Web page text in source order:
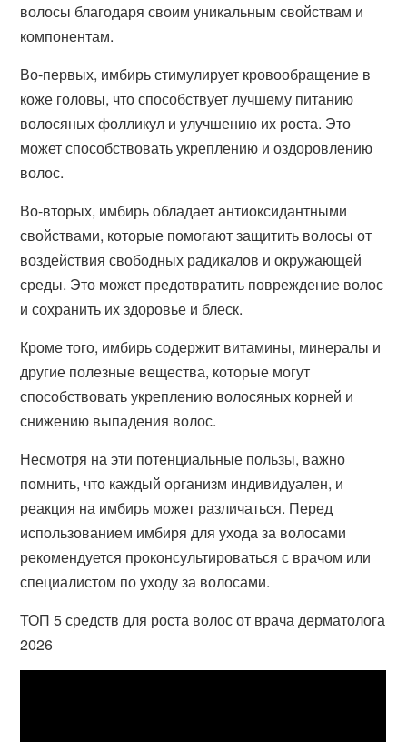
волосы благодаря своим уникальным свойствам и
компонентам.
Во-первых, имбирь стимулирует кровообращение в
коже головы, что способствует лучшему питанию
волосяных фолликул и улучшению их роста. Это
может способствовать укреплению и оздоровлению
волос.
Во-вторых, имбирь обладает антиоксидантными
свойствами, которые помогают защитить волосы от
воздействия свободных радикалов и окружающей
среды. Это может предотвратить повреждение волос
и сохранить их здоровье и блеск.
Кроме того, имбирь содержит витамины, минералы и
другие полезные вещества, которые могут
способствовать укреплению волосяных корней и
снижению выпадения волос.
Несмотря на эти потенциальные пользы, важно
помнить, что каждый организм индивидуален, и
реакция на имбирь может различаться. Перед
использованием имбиря для ухода за волосами
рекомендуется проконсультироваться с врачом или
специалистом по уходу за волосами.
ТОП 5 средств для роста волос от врача дерматолога
2026